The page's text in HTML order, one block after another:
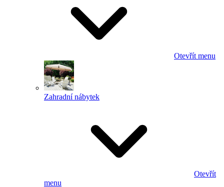
Otevřít menu
Zahradní nábytek
Otevřít
menu